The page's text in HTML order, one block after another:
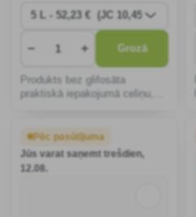
− + Grozā
Produkts bez glifosāta
praktiskā iepakojumā celiņu,
tostarp saknes un sūnas,
nenodara kaitējumu
apkārtējiem augiem, vizuāls
nov�
Pēc pasūtījuma
Jūs varat saņemt trešdien,
12.08.